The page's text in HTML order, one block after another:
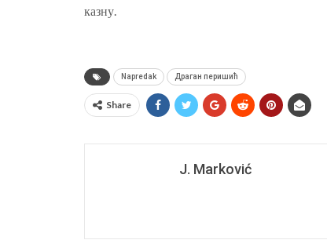
казну.
Napredak Драган перишић
Share
J. Marković